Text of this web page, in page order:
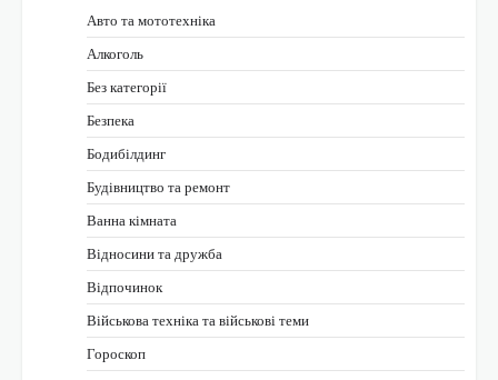
Авто та мототехніка
Алкоголь
Без категорії
Безпека
Бодибілдинг
Будівництво та ремонт
Ванна кімната
Відносини та дружба
Відпочинок
Військова техніка та військові теми
Гороскоп